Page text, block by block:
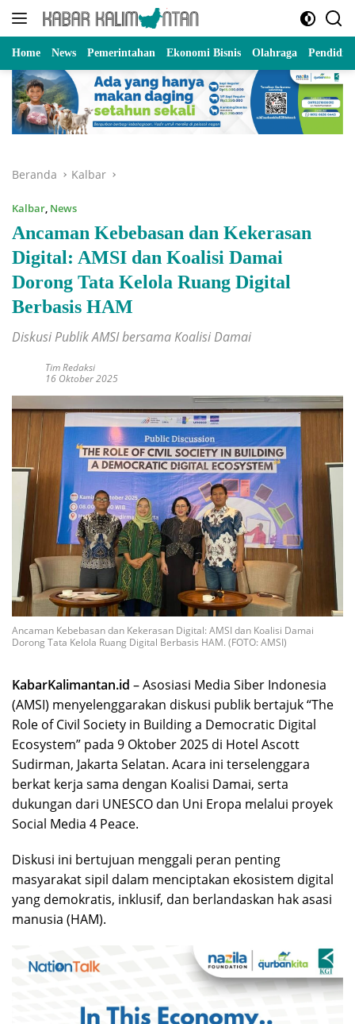
Langsung
Home News Pemerintahan Ekonomi Bisnis Olahraga
Beranda Kalbar
Kalbar, News
Ancaman Kebebasan dan Kekerasan
Digital: AMSI dan Koalisi Damai
Dorong Tata Kelola Ruang Digital
Berbasis HAM
Diskusi Publik AMSI bersama Koalisi Damai
Tim Redaksi
16 Oktober 2025
Ancaman Kebebasan dan Kekerasan Digital: AMSI dan Koalisi Damai
Dorong Tata Kelola Ruang Digital Berbasis HAM. (FOTO: AMSI)
KabarKalimantan.id – Asosiasi Media Siber Indonesia
(AMSI) menyelenggarakan diskusi publik bertajuk “The
Role of Civil Society in Building a Democratic Digital
Ecosystem” pada 9 Oktober 2025 di Hotel Ascott
Sudirman, Jakarta Selatan. Acara ini terselenggara
berkat kerja sama dengan Koalisi Damai, serta
dukungan dari UNESCO dan Uni Eropa melalui proyek
Social Media 4 Peace.
Diskusi ini bertujuan menggali peran penting
masyarakat sipil dalam menciptakan ekosistem digital
yang demokratis, inklusif, dan berlandaskan hak asasi
manusia (HAM).